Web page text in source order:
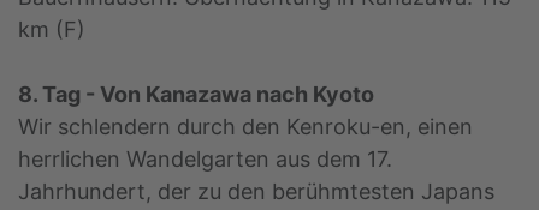
km (F)
8. Tag - Von Kanazawa nach Kyoto
Wir schlendern durch den Kenroku-en, einen
herrlichen Wandelgarten aus dem 17.
Jahrhundert, der zu den berühmtesten Japans